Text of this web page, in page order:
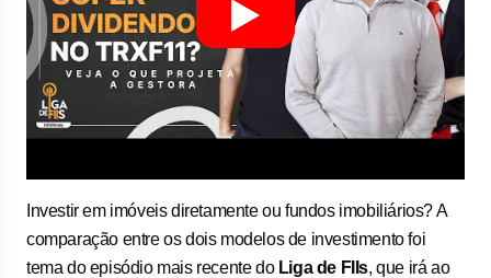
Investir em imóveis diretamente ou fundos imobiliários? A
comparação entre os dois modelos de investimento foi
tema do episódio mais recente do Liga de FIIs, que irá ao